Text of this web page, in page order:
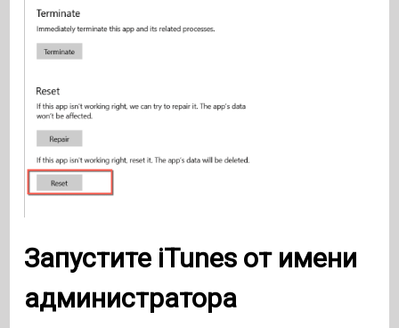
Запустите iTunes от имени
администратора